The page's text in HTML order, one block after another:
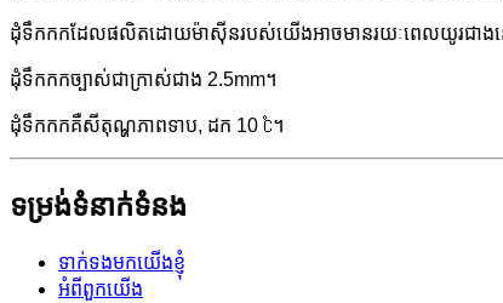
ដុំទឹកកកដែលផលិតដោយម៉ាស៊ីនរបស់យើងអាចមានរយៈពេលយូរជាង
ដុំទឹកកកច្បាស់ជាក្រាស់ជាង 2.5mm។
ដុំទឹកកកគឺសីតុណ្ហភាពទាប, ដក 10 ℃។
ទម្រង់ទំនាក់ទំនង
ទាក់ទងមកយើងខ្ញុំ
អំពីពួកយើង